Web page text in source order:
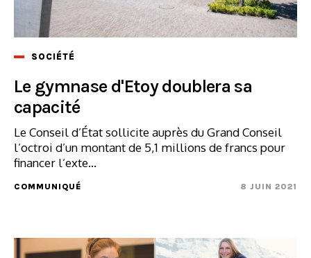
SOCIÉTÉ
Le gymnase d'Etoy doublera sa
capacité
Le Conseil d’État sollicite auprès du Grand Conseil
l’octroi d’un montant de 5,1 millions de francs pour
financer l’exte...
COMMUNIQUÉ 8 JUIN 2021